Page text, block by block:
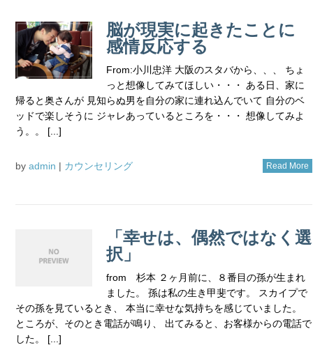
脳が現実に起きたことに
感情反応する
From:小川忠洋 大阪のスタバから、、、 ちょ
っと想像してみてほしい・・・ ある日、家に
帰ると奥さんが 見知らぬ男を自分の家に連れ込んでいて 自分のベ
ッドで楽しそうに ジャレあっているところを・・・ 想像してみよ
う。。 [...]
by admin | カウンセリング Read More
「幸せは、偶然ではなく選
択」
from 杉本 ２ヶ月前に、８番目の孫が生まれ
ました。 孫は私の生き甲斐です。 スカイプで
その孫を見ているとき、 本当に幸せな気持ちを感じていました。
ところが、そのとき電話が鳴り、 出てみると、お客様からの電話で
した。 [...]